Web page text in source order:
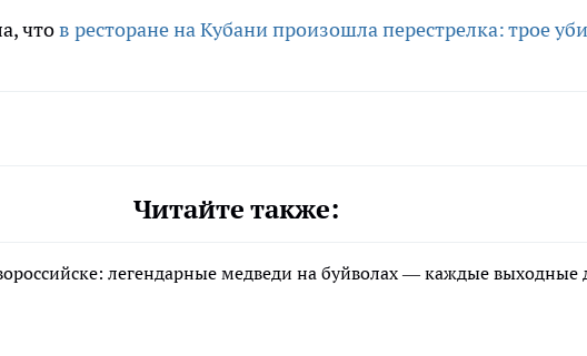
чтов ресторане на Кубани произошла перестрелка: трое
Читайте также:
легендарные медведи на буйволах — каждые выходные